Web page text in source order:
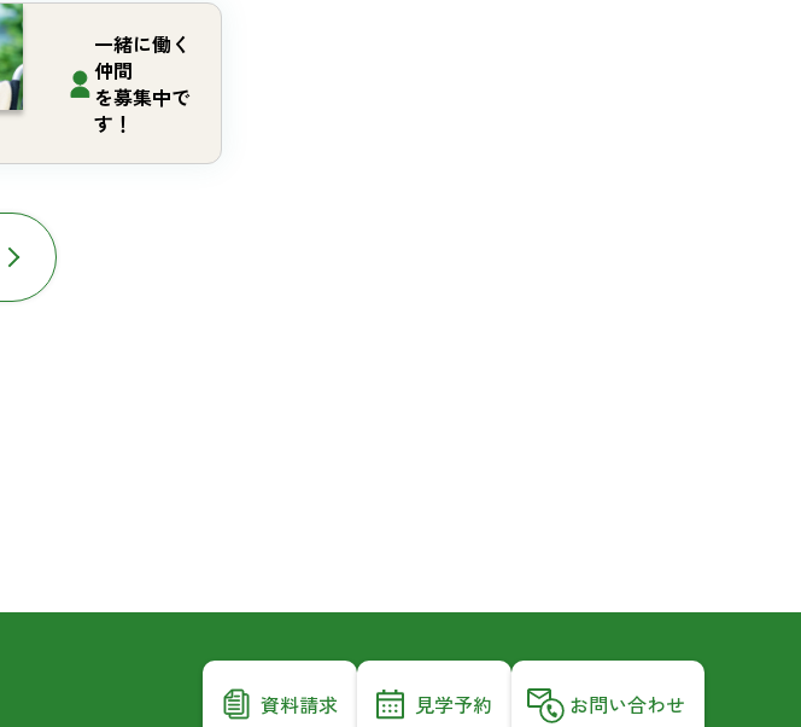
一緒に働く
仲間
を募集中で
す！
資料請求 見学予約 お問い合わせ